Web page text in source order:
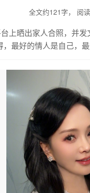
全文约121字， 阅
上晒出家人合照，并
最好的情人是自己，